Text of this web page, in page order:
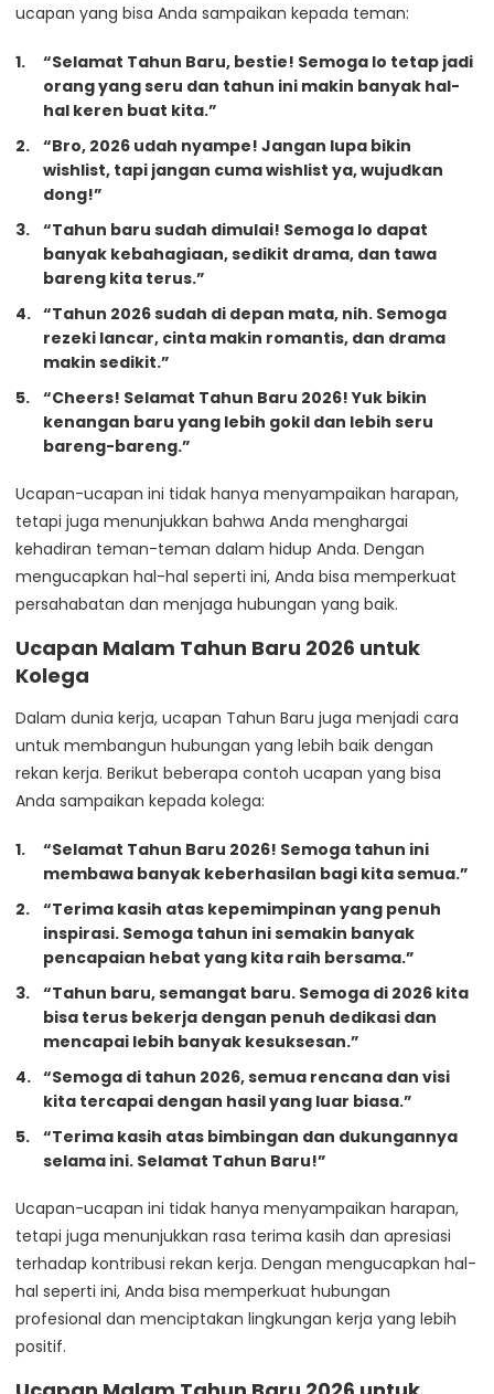
ucapan yang bisa Anda sampaikan kepada teman:
“Selamat Tahun Baru, bestie! Semoga lo tetap jadi
orang yang seru dan tahun ini makin banyak hal-
hal keren buat kita.”
“Bro, 2026 udah nyampe! Jangan lupa bikin
wishlist, tapi jangan cuma wishlist ya, wujudkan
dong!”
“Tahun baru sudah dimulai! Semoga lo dapat
banyak kebahagiaan, sedikit drama, dan tawa
bareng kita terus.”
“Tahun 2026 sudah di depan mata, nih. Semoga
rezeki lancar, cinta makin romantis, dan drama
makin sedikit.”
“Cheers! Selamat Tahun Baru 2026! Yuk bikin
kenangan baru yang lebih gokil dan lebih seru
bareng-bareng.”
Ucapan-ucapan ini tidak hanya menyampaikan harapan,
tetapi juga menunjukkan bahwa Anda menghargai
kehadiran teman-teman dalam hidup Anda. Dengan
mengucapkan hal-hal seperti ini, Anda bisa memperkuat
persahabatan dan menjaga hubungan yang baik.
Ucapan Malam Tahun Baru 2026 untuk
Kolega
Dalam dunia kerja, ucapan Tahun Baru juga menjadi cara
untuk membangun hubungan yang lebih baik dengan
rekan kerja. Berikut beberapa contoh ucapan yang bisa
Anda sampaikan kepada kolega:
“Selamat Tahun Baru 2026! Semoga tahun ini
membawa banyak keberhasilan bagi kita semua.”
“Terima kasih atas kepemimpinan yang penuh
inspirasi. Semoga tahun ini semakin banyak
pencapaian hebat yang kita raih bersama.”
“Tahun baru, semangat baru. Semoga di 2026 kita
bisa terus bekerja dengan penuh dedikasi dan
mencapai lebih banyak kesuksesan.”
“Semoga di tahun 2026, semua rencana dan visi
kita tercapai dengan hasil yang luar biasa.”
“Terima kasih atas bimbingan dan dukungannya
selama ini. Selamat Tahun Baru!”
Ucapan-ucapan ini tidak hanya menyampaikan harapan,
tetapi juga menunjukkan rasa terima kasih dan apresiasi
terhadap kontribusi rekan kerja. Dengan mengucapkan hal-
hal seperti ini, Anda bisa memperkuat hubungan
profesional dan menciptakan lingkungan kerja yang lebih
positif.